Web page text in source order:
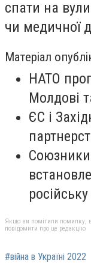
спати на
чи медичної
Матеріал
НАТО
Молдові
ЄС і
Союзники
Якщо ви помітили помилку,
повідомити про це редакцію
#війна в Україні 2022